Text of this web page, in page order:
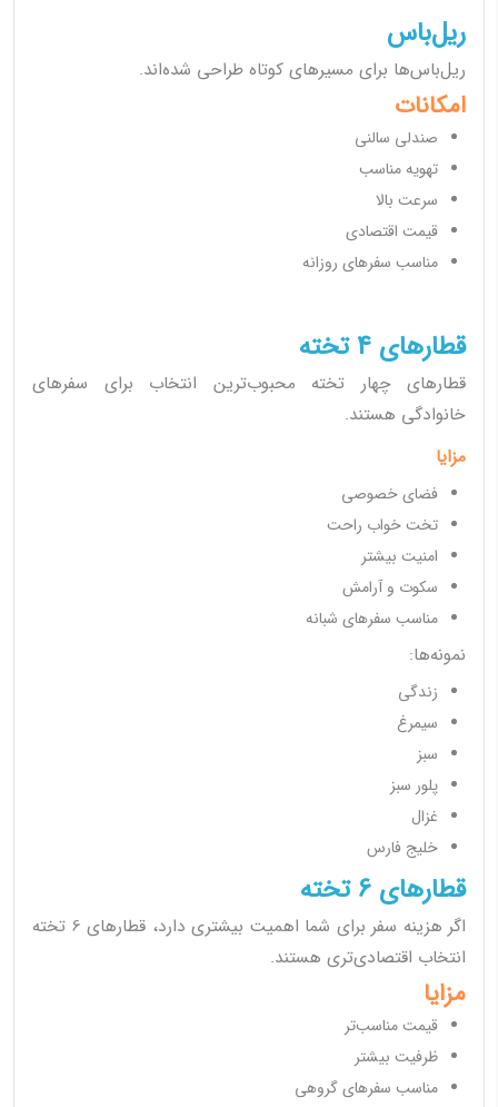
ریل‌باس
ریل‌باس‌ها برای مسیرهای کوتاه طراحی شده‌اند.
امکانات
صندلی سالنی
تهویه مناسب
سرعت بالا
قیمت اقتصادی
مناسب سفرهای روزانه
قطارهای 4 تخته
قطارهای چهار تخته محبوب‌ترین انتخاب برای سفرهای
خانوادگی هستند.
مزایا
فضای خصوصی
تخت خواب راحت
امنیت بیشتر
سکوت و آرامش
مناسب سفرهای شبانه
نمونه‌ها:
زندگی
سیمرغ
سبز
پلور سبز
غزال
خلیج فارس
قطارهای 6 تخته
اگر هزینه سفر برای شما اهمیت بیشتری دارد، قطارهای 6 تخته
انتخاب اقتصادی‌تری هستند.
مزایا
قیمت مناسب‌تر
ظرفیت بیشتر
مناسب سفرهای گروهی